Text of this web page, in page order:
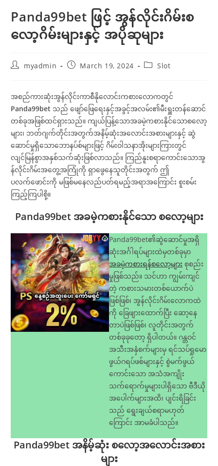
Panda99bet ဖြင့် အွန်လိုင်းဂိမ်းစ
လော့ဂိမ်းများနှင့် အပိုဆုများ
Postmyadmin
PostMarch 19, 2024
PostSlot
အစည်ကားဆုံးအွန်လိုင်းကာစီနိုလောင်းကစားလောကတွင်
Panda99bet သည် ဖျော်ဖြေရေးနှင့်အခွင့်အလမ်း၏မီးရှူးတန်ဆောင်
တစ်ခုအဖြစ်ထင်ရှားသည်။ ကျယ်ပြန့်သောအခမဲ့ကစားနိုင်သောစလော့
များ၊ ဘတ်ဂျက်တိုင်းအတွက်အနိမ့်ဆုံးအလောင်းအစားများနှင့် ဆွဲ
ဆောင်မှုရှိသောဘောနပ်စ်များဖြင့် ဂိမ်းဝါသနာအိုးများကြားတွင်
လျင်မြန်စွာအနှစ်သက်ဆုံးဖြစ်လာသည်။ ကြည်နူးစရာကောင်းသောအွ
န်လိုင်းဂိမ်းအတွေ့အကြုံကို ရှာဖွေနေသူတိုင်းအတွက် ဤ
ပလက်ဖောင်းကို မဖြစ်မနေလည်ပတ်ရမည့်အရာအကြောင်း စူးစမ်း
ကြည့်ကြပါစို့။
Panda99bet အခမဲ့ကစားနိုင်သော စလော့များ
Panda99bet၏ဆွဲဆောင်မှုအရှိ
ဆုံးအင်္ဂါရပ်များထဲမှတစ်ခုမှာ
အခမဲ့ကစားရန်စလော့များ စုစည်း
မှုဖြစ်သည်။ သင်ဟာ ကျွမ်းကျင်
တဲ့ ကစားသမားတစ်ယောက်ပဲ
ဖြစ်ဖြစ်၊ အွန်လိုင်းဂိမ်းလောကထဲ
ကို ခြေဖျားထောက်ပြီး ဆော့နေ
တာပဲဖြစ်ဖြစ်၊ လူတိုင်းအတွက်
တစ်ခုခုတော့ ရှိပါတယ်။ ဂန္တဝင်
အသီးအနှံစက်များမှ ရင်သပ်ရှုမော
ဖွယ်ဂရပ်ဖစ်များနှင့် စွဲမက်ဖွယ်
ကောင်းသော အသံအကျိုး
သက်ရောက်မှုများပါရှိသော ဗီဒီယို
အပေါက်များအထိ၊ ပျင်းရိခြင်း
သည် ရွေးချယ်စရာမဟုတ်
ကြောင်း အာမခံပါသည်။
Panda99bet အနိမ့်ဆုံး စလော့အလောင်းအစား
များ